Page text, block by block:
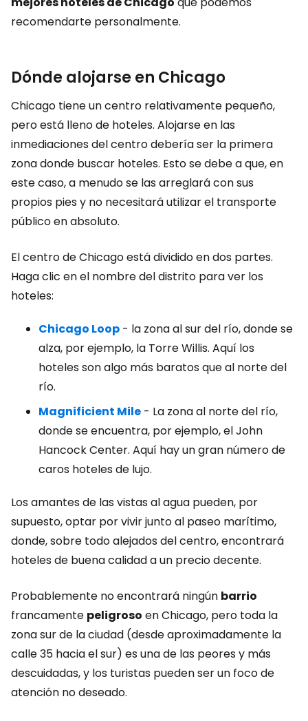
recomendarte personalmente.
Dónde alojarse en Chicago
Chicago tiene un centro relativamente pequeño,
pero está lleno de hoteles. Alojarse en las
inmediaciones del centro debería ser la primera
zona donde buscar hoteles. Esto se debe a que, en
este caso, a menudo se las arreglará con sus
propios pies y no necesitará utilizar el transporte
público en absoluto.
El centro de Chicago está dividido en dos partes.
Haga clic en el nombre del distrito para ver los
hoteles:
Chicago Loop - la zona al sur del río, donde se
alza, por ejemplo, la Torre Willis. Aquí los
hoteles son algo más baratos que al norte del
río.
Magnificient Mile - La zona al norte del río,
donde se encuentra, por ejemplo, el John
Hancock Center. Aquí hay un gran número de
caros hoteles de lujo.
Los amantes de las vistas al agua pueden, por
supuesto, optar por vivir junto al paseo marítimo,
donde, sobre todo alejados del centro, encontrará
hoteles de buena calidad a un precio decente.
Probablemente no encontrará ningún barrio
francamente peligroso en Chicago, pero toda la
zona sur de la ciudad (desde aproximadamente la
calle 35 hacia el sur) es una de las peores y más
descuidadas, y los turistas pueden ser un foco de
atención no deseado.